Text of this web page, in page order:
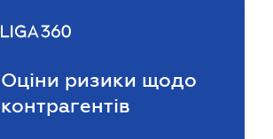
Оціни ризики щодо
контрагентів